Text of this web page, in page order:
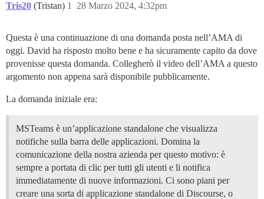
Tris20 (Tristan) 28 Marzo 2024, 4:32pm
1
Questa è una continuazione di una domanda posta nell’AMA di
oggi. David ha risposto molto bene e ha sicuramente capito da dove
provenisse questa domanda. Collegherò il video dell’AMA a questo
argomento non appena sarà disponibile pubblicamente.
La domanda iniziale era:
MSTeams è un’applicazione standalone che visualizza
notifiche sulla barra delle applicazioni. Domina la
comunicazione della nostra azienda per questo motivo: è
sempre a portata di clic per tutti gli utenti e li notifica
immediatamente di nuove informazioni. Ci sono piani per
creare una sorta di applicazione standalone di Discourse, o